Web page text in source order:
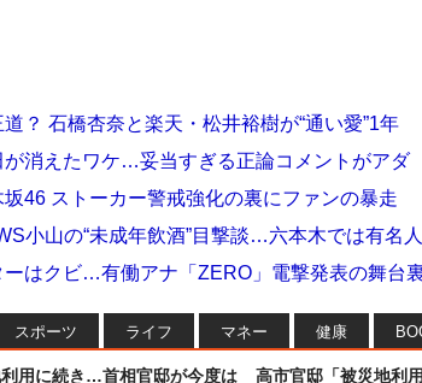
？ 石橋杏奈と楽天・松井裕樹が“通い愛”1年
が消えたワケ…妥当すぎる正論コメントがアダ
46 ストーカー警戒強化の裏にファンの暴走
小山の“未成年飲酒”目撃談…六本木では有名人
ーはクビ…有働アナ「ZERO」電撃発表の舞台
スポーツ ライフ マネー 健康
用に続き…首相官邸が今度は
高市官邸「被災地利